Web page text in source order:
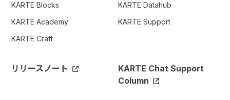
KARTE Blocks
KARTE Datahub
KARTE Academy
KARTE Support
KARTE Craft
リリースノート
KARTE Chat Support
Column